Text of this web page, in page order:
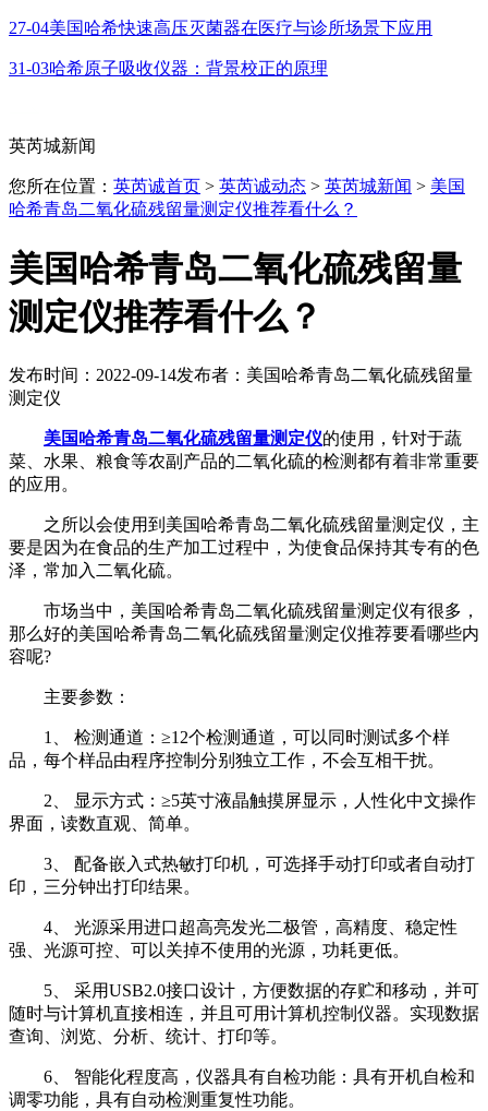
27-04美国哈希快速高压灭菌器在医疗与诊所场景下应用
31-03哈希原子吸收仪器：背景校正的原理
英芮城新闻
您所在位置： 英芮诚首页 > 英芮诚动态 > 英芮城新闻 > 美国
哈希青岛二氧化硫残留量测定仪推荐看什么？
美国哈希青岛二氧化硫残留量
测定仪推荐看什么？
发布时间：2022-09-14发布者：美国哈希青岛二氧化硫残留量
测定仪
美国哈希青岛二氧化硫残留量测定仪的使用，针对于蔬
菜、水果、粮食等农副产品的二氧化硫的检测都有着非常重要
的应用。
之所以会使用到美国哈希青岛二氧化硫残留量测定仪，主
要是因为在食品的生产加工过程中，为使食品保持其专有的色
泽，常加入二氧化硫。
市场当中，美国哈希青岛二氧化硫残留量测定仪有很多，
那么好的美国哈希青岛二氧化硫残留量测定仪推荐要看哪些内
容呢?
主要参数：
1、 检测通道：≥12个检测通道，可以同时测试多个样
品，每个样品由程序控制分别独立工作，不会互相干扰。
2、 显示方式：≥5英寸液晶触摸屏显示，人性化中文操作
界面，读数直观、简单。
3、 配备嵌入式热敏打印机，可选择手动打印或者自动打
印，三分钟出打印结果。
4、 光源采用进口超高亮发光二极管，高精度、稳定性
强、光源可控、可以关掉不使用的光源，功耗更低。
5、 采用USB2.0接口设计，方便数据的存贮和移动，并可
随时与计算机直接相连，并且可用计算机控制仪器。实现数据
查询、浏览、分析、统计、打印等。
6、 智能化程度高，仪器具有自检功能：具有开机自检和
调零功能，具有自动检测重复性功能。